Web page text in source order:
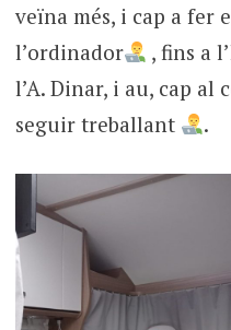
veïna més, i cap a fer
l’ordinador
, fins a
l’A. Dinar, i au, cap
seguir treballant
.